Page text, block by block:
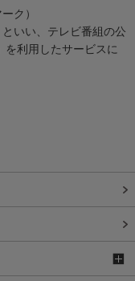
ク）
といい、テレビ番組の公
を利用したサービスに